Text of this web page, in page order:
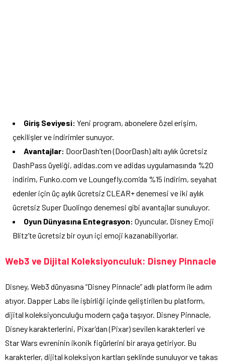
Giriş Seviyesi: Yeni program, abonelere özel erişim,
çekilişler ve indirimler sunuyor.
Avantajlar: DoorDash’ten (DoorDash) altı aylık ücretsiz
DashPass üyeliği, adidas.com ve adidas uygulamasında %20
indirim, Funko.com ve Loungefly.com’da %15 indirim, seyahat
edenler için üç aylık ücretsiz CLEAR+ denemesi ve iki aylık
ücretsiz Super Duolingo denemesi gibi avantajlar sunuluyor.
Oyun Dünyasına Entegrasyon: Oyuncular, Disney Emoji
Blitz’te ücretsiz bir oyun içi emoji kazanabiliyorlar.
Web3 ve Dijital Koleksiyonculuk: Disney Pinnacle
Disney, Web3 dünyasına “Disney Pinnacle” adlı platform ile adım
atıyor. Dapper Labs ile işbirliği içinde geliştirilen bu platform,
dijital koleksiyonculuğu modern çağa taşıyor. Disney Pinnacle,
Disney karakterlerini, Pixar’dan (Pixar) sevilen karakterleri ve
Star Wars evreninin ikonik figürlerini bir araya getiriyor. Bu
karakterler, dijital koleksiyon kartları şeklinde sunuluyor ve takas